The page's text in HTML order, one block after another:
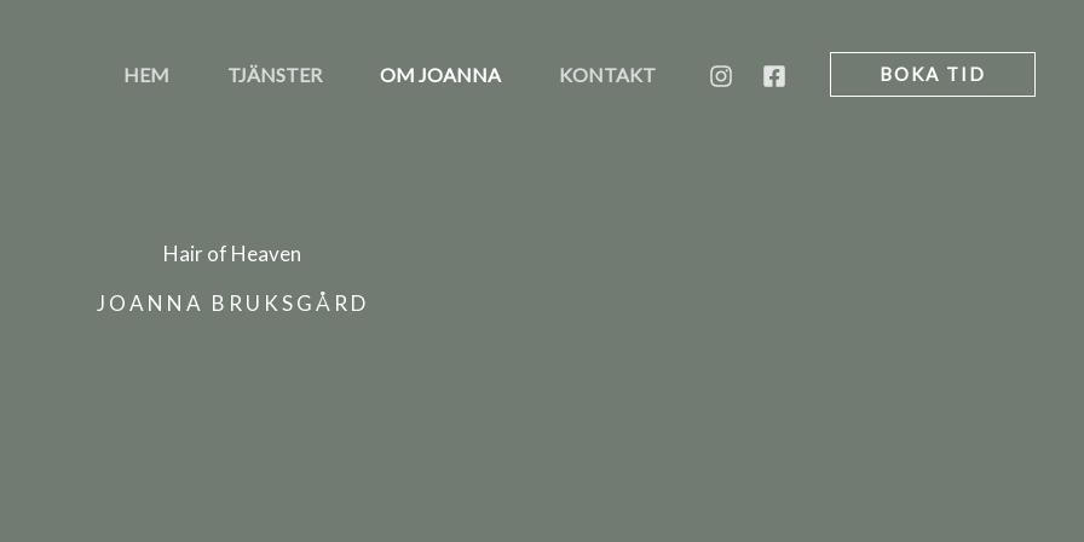
HEM TJÄNSTER OM JOANNA KONTAKT BOKA TID
Hair of Heaven
JOANNA BRUKSGÅRD